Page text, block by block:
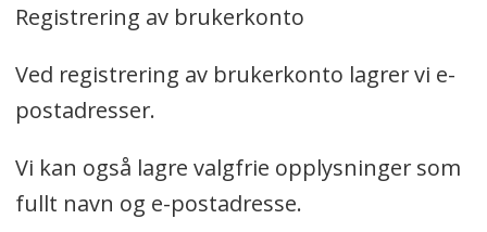
Registrering av brukerkonto
Ved registrering av brukerkonto lagrer vi e-
postadresser.
Vi kan også lagre valgfrie opplysninger som
fullt navn og e-postadresse.